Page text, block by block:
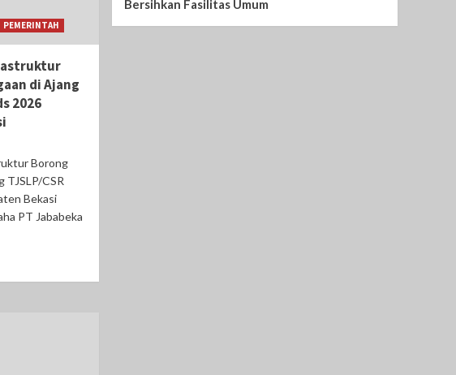
PEMERINTAH
di Ajang
2026
Borong
TJSLP/CSR
Bekasi
PT Jababeka
Bersihkan Fasilitas Umum